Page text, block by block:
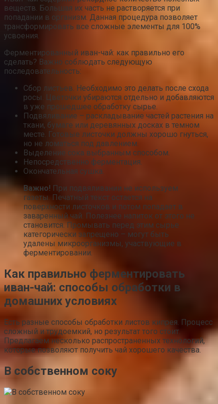
веществ. Большая их часть не растворяется при
попадании в организм. Данная процедура позволяет
трансформировать все сложные элементы для 100%
усвоения.
Ферментированный иван-чай: как правильно его
сделать? Важно соблюдать следующую
последовательность:
Сбор листьев. Необходимо это делать после схода
росы. Цветочки убираются отдельно и добавляются
в уже прошедшее обработку сырье.
Подвяливание – раскладывание частей растения на
ткани, бумаге или деревянных досках в темном
месте. Готовые листочки должны хорошо гнуться,
но не ломаться под давлением.
Выделение сока выбранным способом.
Непосредственно ферментация.
Окончательная сушка.
Важно! При подвяливании не используем
газеты. Печатный текст остается на
поверхности листочков и потом попадает в
заваренный чай. Полезнее напиток от этого не
становится. Промывать перед этим сырье
категорически запрещено – могут быть
удалены микроорганизмы, участвующие в
ферментировании.
Как правильно ферментировать
иван-чай: способы обработки в
домашних условиях
Есть разные способы обработки листов кипрея. Процесс
сложный и трудоемкий, но результат того стоит.
Предлагаем несколько распространенных технологий,
которые позволяют получить чай хорошего качества.
В собственном соку